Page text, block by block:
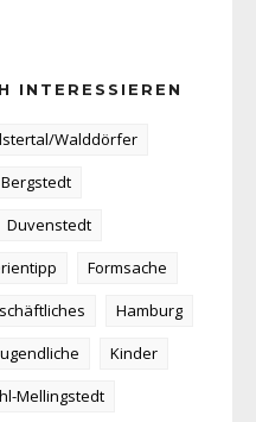
INTERESSIEREN
Walddörfer
Bergstedt
Duvenstedt
Formsache
Hamburg
Kinder
Mellingstedt